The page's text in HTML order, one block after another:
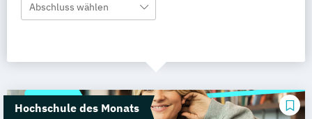
Abschluss wählen
Hochschule des Monats